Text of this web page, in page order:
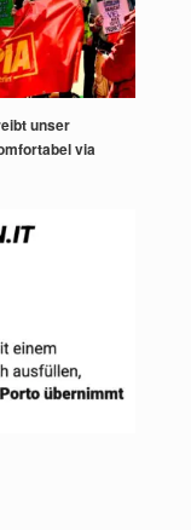
unser
via